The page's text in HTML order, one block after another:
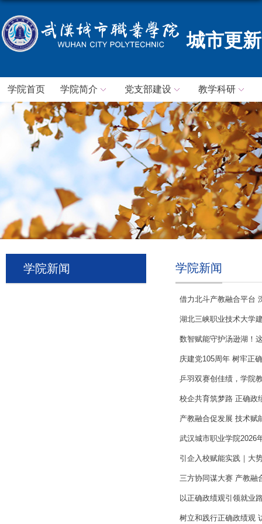
城市更
学院首页 学院简介 党支部建设 教学科研
学院新闻 学院新闻
借力北斗产教融合平台
湖北三峡职业技术大学
数智赋能守护汤逊湖！
庆建党105周年 树牢正
乒羽双赛创佳绩，学院
校企共育筑梦路 正确
产教融合促发展 技术
武汉城市职业学院2026
引企入校赋能实践｜大
三方协同谋大赛 产教融
以正确政绩观引领就业
树立和践行正确政绩观